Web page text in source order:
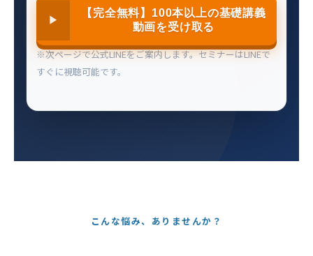
【完全無料】100本以上の基礎講義
動画を受け取る
※次ページで公式LINEをご案内します。セミナーはLINEで
すぐに視聴可能です。
こんな悩み、ありませんか？